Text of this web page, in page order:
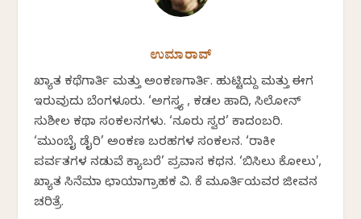
ಉಮಾರಾವ್
ಖ್ಯಾತ ಕಥೆಗಾರ್ತಿ ಮತ್ತು ಅಂಕಣಗಾರ್ತಿ. ಹುಟ್ಟಿದ್ದು ಮತ್ತು ಈಗ
ಇರುವುದು ಬೆಂಗಳೂರು. ‘ಅಗಸ್ತ್ಯ , ಕಡಲ ಹಾದಿ, ಸಿಲೋನ್
ಸುಶೀಲ ಕಥಾ ಸಂಕಲನಗಳು. ‘ನೂರು ಸ್ವರ’ ಕಾದಂಬರಿ.
‘ಮುಂಬೈ ಡೈರಿ’ ಅಂಕಣ ಬರಹಗಳ ಸಂಕಲನ. ‘ರಾಕೀ
ಪರ್ವತಗಳ ನಡುವೆ ಕ್ಯಾಬರೆ’ ಪ್ರವಾಸ ಕಥನ. ‘ಬಿಸಿಲು ಕೋಲು',
ಖ್ಯಾತ ಸಿನೆಮಾ ಛಾಯಾಗ್ರಾಹಕ ವಿ. ಕೆ ಮೂರ್ತಿಯವರ ಜೀವನ
ಚರಿತ್ರೆ.